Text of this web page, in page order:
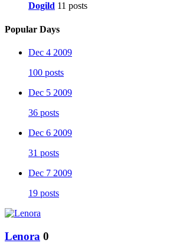
Dogild 11 posts
Popular Days
Dec 4 2009
100 posts
Dec 5 2009
36 posts
Dec 6 2009
31 posts
Dec 7 2009
19 posts
Lenora 0